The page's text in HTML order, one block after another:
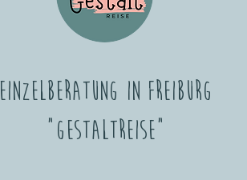
Einzelberatung in Freiburg
"Gestaltreise"